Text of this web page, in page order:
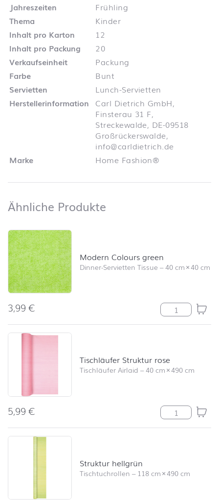
Jahreszeiten
Frühling
Thema
Kinder
Inhalt pro Karton
12
Inhalt pro Packung
20
Verkaufseinheit
Packung
Farbe
Bunt
Servietten
Lunch-Servietten
Herstellerinformation
Carl Dietrich GmbH,
Finsterau 31 F,
Streckewalde, DE-09518
Großrückerswalde,
info@carldietrich.de
Marke
Home Fashion®
Ähnliche Produkte
Produktliste überspringen und zum Filter springen
Modern Colours green
Dinner-Servietten Tissue –40 cm×40 cm
3,99€ Modern
Tischläufer Struktur rose
Tischläufer Airlaid –40 cm×490 cm
5,99€ Tischläufer
Struktur hellgrün
Tischtuchrollen – 118 cm×490 cm